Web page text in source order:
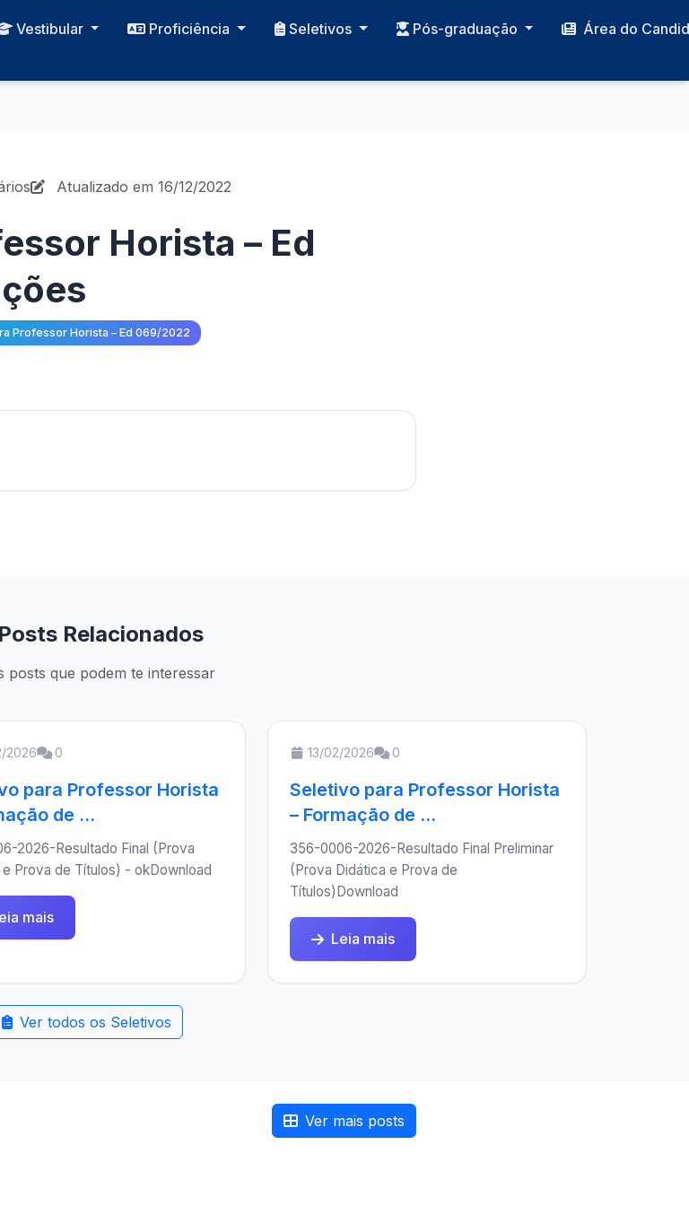
Vestibular Proficiência Seletivos Pós-graduação Área do
Atualizado em 16/12/2022
Horista – Ed
Professor Horista – Ed 069/2022
Posts Relacionados
posts que podem te interessar
2026 0
para Professor Horista
de ...
2026-Resultado Final (Prova
e Prova de Títulos) - okDownload
mais
13/02/2026 0
Seletivo para Professor Horista
– Formação de ...
356-0006-2026-Resultado Final Preliminar
(Prova Didática e Prova de
Títulos)Download
Leia mais
Ver todos os Seletivos
Ver mais posts